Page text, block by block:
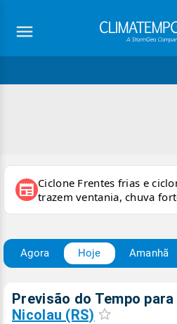
newspaper Ciclone Frentes frias e
trazem ventania, chuva
e Sudeste
Agora Hoje Amanhã
Previsão do Tempo
Nicolau (RS)